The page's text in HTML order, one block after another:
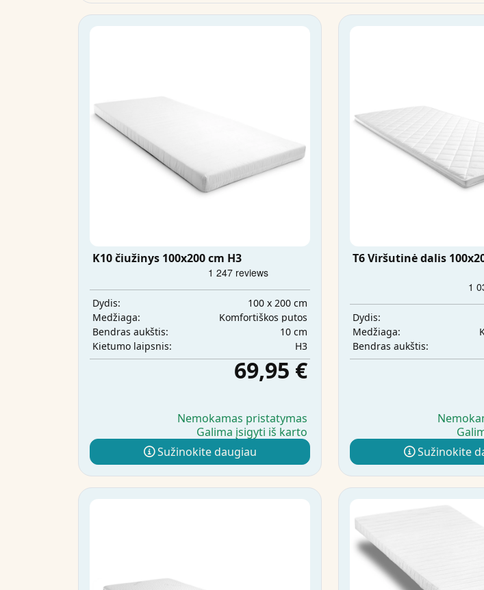
K10 čiužinys 100x200 cm H3
Dydis:
100 x 200 cm
Medžiaga:
Komfortiškos putos
Bendras aukštis:
10 cm
Kietumo laipsnis:
H3
69,95 €
Nemokamas pristatymas
Galima įsigyti iš karto
Sužinokite daugiau
T6 Viršutinė dalis
Dydis:
Medžiaga:
Bendras aukštis:
Sužinokite